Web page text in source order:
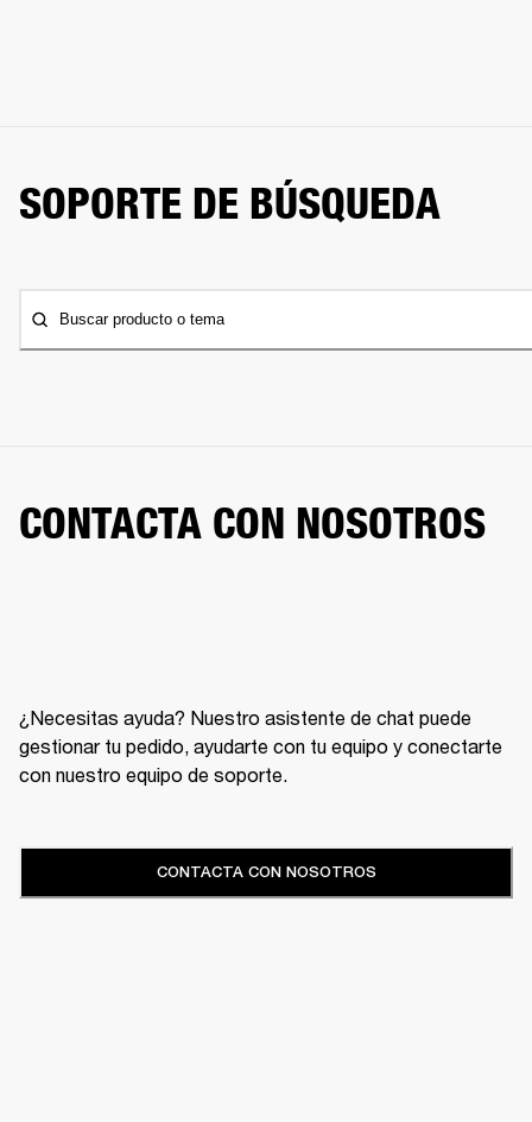
SOPORTE DE BÚSQUEDA
Buscar producto o tema
CONTACTA CON NOSOTROS
¿Necesitas ayuda? Nuestro asistente de chat puede
gestionar tu pedido, ayudarte con tu equipo y conectarte
con nuestro equipo de soporte.
CONTACTA CON NOSOTROS